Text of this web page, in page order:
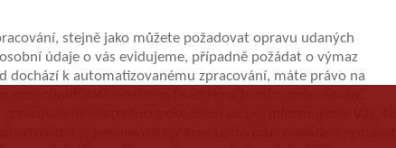
stejně jako můžete požadovat opravu udaných
údaje o vás evidujeme, případně požádat o výmaz
dochází k automatizovanému zpracování, máte právo na
odvolat a je povinností správce tento údaj následně vymazat